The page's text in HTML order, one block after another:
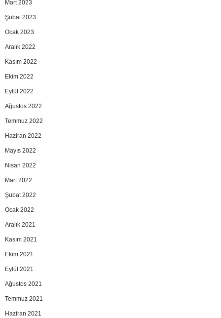
Mart 2023
Şubat 2023
Ocak 2023
Aralık 2022
Kasım 2022
Ekim 2022
Eylül 2022
Ağustos 2022
Temmuz 2022
Haziran 2022
Mayıs 2022
Nisan 2022
Mart 2022
Şubat 2022
Ocak 2022
Aralık 2021
Kasım 2021
Ekim 2021
Eylül 2021
Ağustos 2021
Temmuz 2021
Haziran 2021